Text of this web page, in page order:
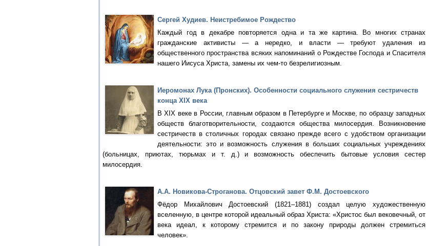
Сергей Худиев. Неистребимое Рождество
Каждый год в декабре повторяется одна и та же картина. Во многих странах
гражданские активисты — а нередко, и власти — требуют удаления из
общественного пространства всяких напоминаний о Рождестве Господа и Спасителя
нашего Иисуса Христа, замены их чем-то безрелигиозным.
Иеромонах Лука (Пронских). Особенности социального служения сестричеств
конца XIX века
В XIX веке в России, главным образом в Петербурге и Москве, по образцу западных
обществ благотворительности, создаются общества милосердия. Возникновение
сестричеств в столичных городах связано прежде всего с удобством организации
деятельности: это и возможность служения в больших социальных учреждениях
(больницах, приютах, тюрьмах и т. д.) и возможность обеспечить бытовые условия сестер
милосердия.
А.А. Новикова-Строганова. Отцовский завет Ф.М. Достоевского
Фёдор Михайлович Достоевский (1821–1881) создал целую художественную
вселенную, в центре которой идеальный образ Христа: «Христос был вековечный, от
века идеал, к которому стремится и по закону природы должен стремиться
человек».